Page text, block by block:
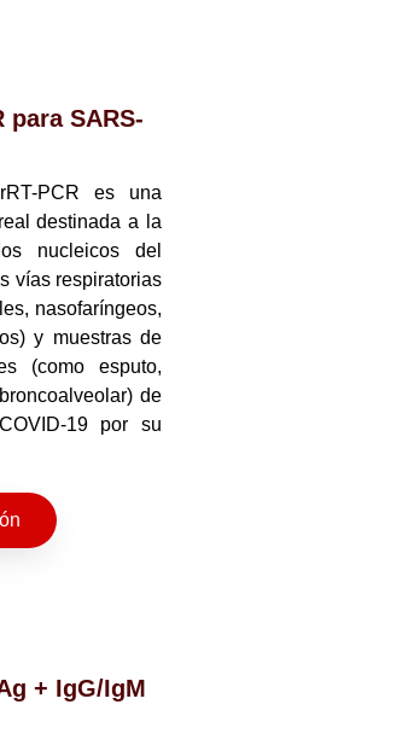
para SARS-
PCR es una
destinada a la
nucleicos del
vías respiratorias
nasofaríngeos,
y muestras de
(como esputo,
de
19 por su
+ IgG/IgM